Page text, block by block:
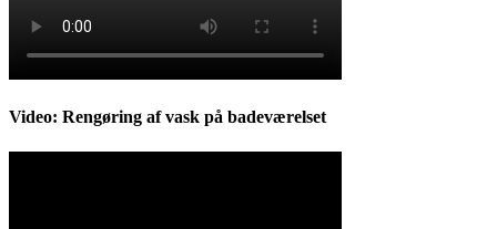
Video: Rengøring af vask på badeværelset